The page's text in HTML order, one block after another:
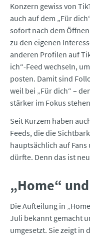
Konzern gewiss von
auch auf dem „Für
sofort nach dem
zu den eigenen
anderen Profilen auf
ich“-Feed wechseln,
posten. Damit sind
weil bei „Für dich“ –
stärker im Fokus
Seit Kurzem haben
Feeds, die die
hauptsächlich auf
dürfte. Denn das ist
„Home“
Die Aufteilung in
Juli bekannt gemacht
umgesetzt. Sie zeigt in